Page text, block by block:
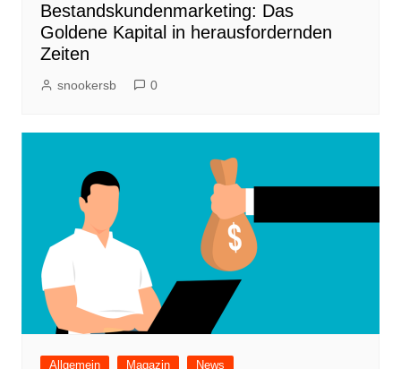
Bestandskundenmarketing: Das
Goldene Kapital in herausfordernden
Zeiten
snookersb 0
Allgemein Magazin
News